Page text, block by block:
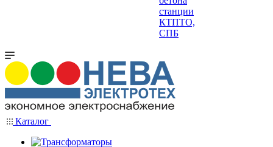
станции
КТПТО,
СПБ
Каталог